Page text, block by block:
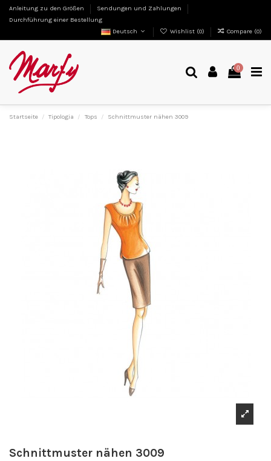
Anleitung zu den Größen
Sendungen und Zahlungen
Durchführung einer Bestellung
Deutsch
Wishlist (0) Compare (0)
0
Startseite Tipologia Tops Schnittmuster nähen 3009
Schnittmuster nähen 3009